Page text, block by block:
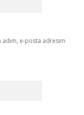
adım, e-posta adresim